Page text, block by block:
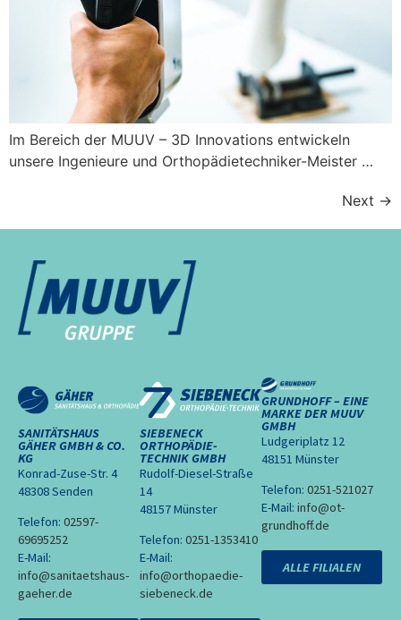
Im Bereich der MUUV – 3D Innovations entwickeln
unsere Ingenieure und Orthopädietechniker-Meister …
Next →
SANITÄTSHAUS
GÄHER GMBH & CO.
KG
Konrad-Zuse-Str. 4
48308 Senden
Telefon: 02597-
69695252
E-Mail:
info@sanitaetshaus-
gaeher.de
SIEBENECK
ORTHOPÄDIE-
TECHNIK GMBH
Rudolf-Diesel-Straße
14
48157 Münster
Telefon: 0251-1353410
E-Mail:
info@orthopaedie-
siebeneck.de
GRUNDHOFF – EINE
MARKE DER MUUV
GMBH
Ludgeriplatz 12
48151 Münster
Telefon: 0251-521027
E-Mail: info@ot-
grundhoff.de
ALLE FILIALEN